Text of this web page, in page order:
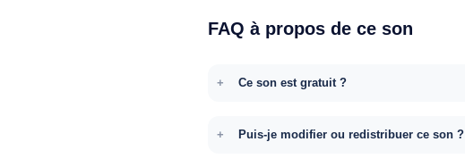
FAQ à propos de ce son
Ce son est gratuit ?
Puis-je modifier ou redistribuer ce son ?